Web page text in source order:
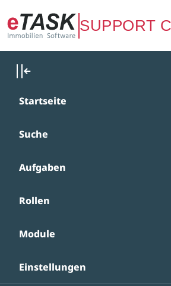
Zum Hauptinhalt springen
SUPPORT
Startseite
Suche
Aufgaben
Rollen
Module
Einstellungen